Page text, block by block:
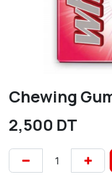
Chewing
2,500 DT